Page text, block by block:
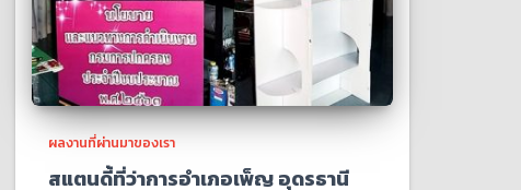
ผลงานที่ผ่านมาของเรา
สแตนดี้ที่ว่าการอำเภอเพ็ญ อุดรธานี